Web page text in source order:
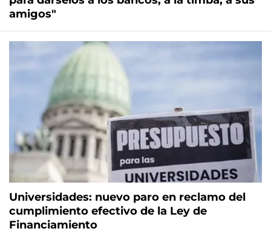
amigos"
Universidades: nuevo paro en reclamo del
cumplimiento efectivo de la Ley de
Financiamiento